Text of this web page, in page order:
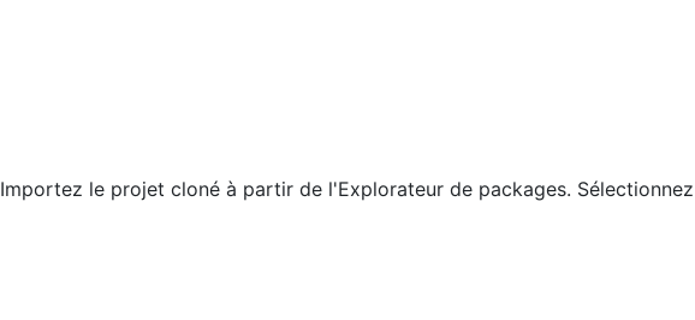
Importez le projet cloné à partir de l'Explorateur de packages.